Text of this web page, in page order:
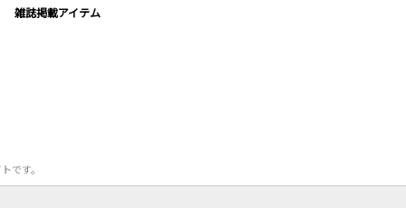
雑誌掲載アイテム
です。